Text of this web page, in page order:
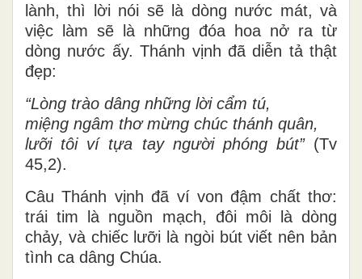
lành, thì lời nói sẽ là dòng nước mát, và
việc làm sẽ là những đóa hoa nở ra từ
dòng nước ấy. Thánh vịnh đã diễn tả thật
đẹp:
“Lòng trào dâng những lời cẩm tú,
miệng ngâm thơ mừng chúc thánh quân,
lưỡi tôi ví tựa tay người phóng bút” (Tv
45,2).
Câu Thánh vịnh đã ví von đậm chất thơ:
trái tim là nguồn mạch, đôi môi là dòng
chảy, và chiếc lưỡi là ngòi bút viết nên bản
tình ca dâng Chúa.